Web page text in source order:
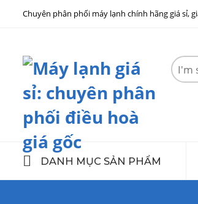
Chuyên phân phối máy lạnh chính hãng giá sỉ,
Search
here
DANH MỤC SẢN PHẨM